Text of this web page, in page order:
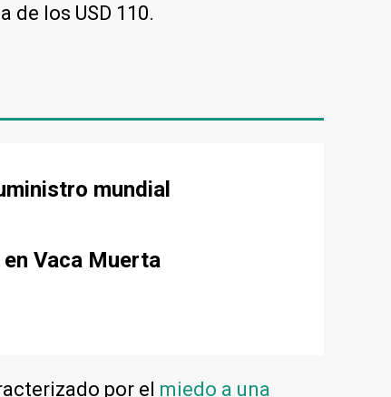
de los USD 110.
mundial
Vaca Muerta
por el miedo a una